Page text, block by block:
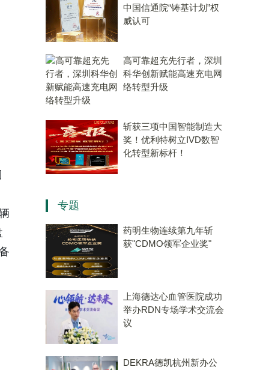
中国信通院“铸基计划”权
威认可
高可靠超充先行者，深圳
科华创新赋能高速充电网
络转型升级
斩获三项中国智能制造大
奖！优利特树立IVD数智
化转型新标杆！
专题
药明生物连续第九年斩
获"CDMO领军企业奖"
上海德达心血管医院成功
举办RDN专场学术交流会
议
DEKRA德凯杭州新办公